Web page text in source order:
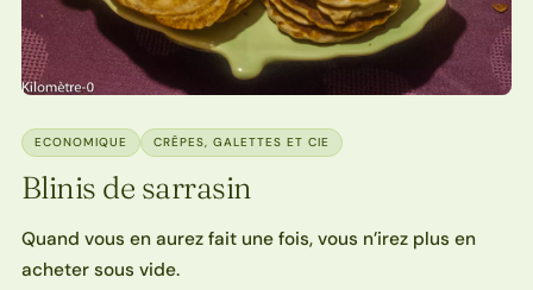
ECONOMIQUE CRÊPES, GALETTES ET CIE
Blinis de sarrasin
Quand vous en aurez fait une fois, vous n’irez plus en
acheter sous vide.